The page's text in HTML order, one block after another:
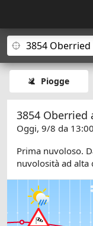
Piogge
3854 Oberried
Oggi, 9/8 da 13:00
Prima nuvoloso.
nuvolosità ad alta